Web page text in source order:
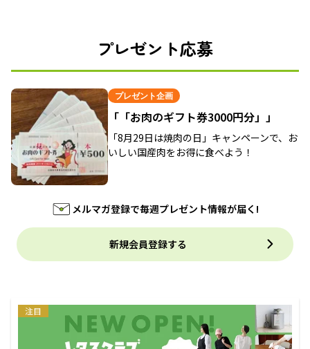
プレゼント応募
プレゼント企画
「「お肉のギフト券3000円分」」
「8月29日は焼肉の日」キャンペーンで、お
いしい国産肉をお得に食べよう！
メルマガ登録で毎週プレゼント情報が届く!
新規会員登録する
注目